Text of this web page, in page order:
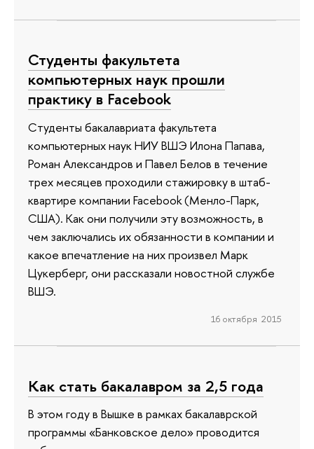
Студенты факультета
компьютерных наук прошли
практику в Facebook
Cтуденты бакалавриата факультета
компьютерных наук НИУ ВШЭ Илона Папава,
Роман Александров и Павел Белов в течение
трех месяцев проходили стажировку в штаб-
квартире компании Facebook (Менло-Парк,
США). Как они получили эту возможность, в
чем заключались их обязанности в компании и
какое впечатление на них произвел Марк
Цукерберг, они рассказали новостной службе
ВШЭ.
16 октября 2015
Как стать бакалавром за 2,5 года
В этом году в Вышке в рамках бакалаврской
программы «Банковское дело» проводится